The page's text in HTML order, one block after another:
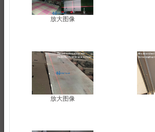
放大图像
放大图像